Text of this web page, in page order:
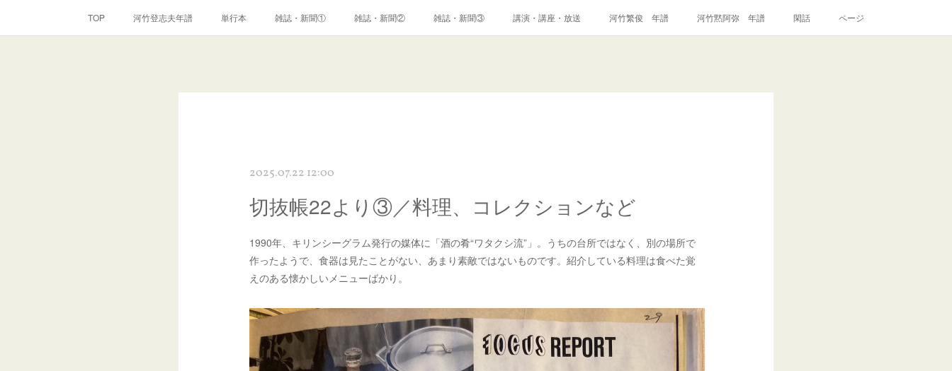
TOP 河竹登志夫年譜 単行本 雑誌・新聞① 雑誌・新聞② 雑誌・新聞③ 講演・講座・放送 河竹繁俊 年譜 河竹黙阿弥 年譜 閑話 ページ
2025.07.22 12:00
切抜帳22より③／料理、コレクションなど
1990年、キリンシーグラム発行の媒体に「酒の肴“ワタクシ流”」。うちの台所ではなく、別の場所で
作ったようで、食器は見たことがない、あまり素敵ではないものです。紹介している料理は食べた覚
えのある懐かしいメニューばかり。